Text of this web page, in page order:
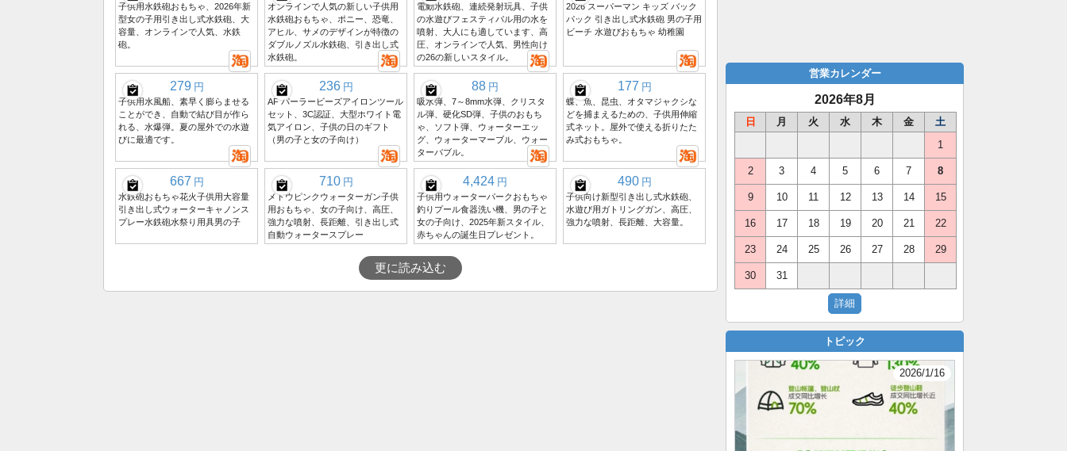
子供用水鉄砲おもちゃ、2026年新
型女の子用引き出し式水鉄砲、大
容量、オンラインで人気、水鉄
砲。
オンラインで人気の新しい子供用
水鉄砲おもちゃ、ポニー、恐竜、
アヒル、サメのデザインが特徴の
ダブルノズル水鉄砲、引き出し式
水鉄砲。
電動水鉄砲、連続発射玩具、子供
の水遊びフェスティバル用の水を
噴射、大人にも適しています、高
圧、オンラインで人気、男性向け
の26の新しいスタイル。
2026 スーパーマン キッズ バック
パック 引き出し式水鉄砲 男の子用
ビーチ 水遊びおもちゃ 幼稚園
279 円
子供用水風船、素早く膨らませる
ことができ、自動で結び目が作ら
れる、水爆弾。夏の屋外での水遊
びに最適です。
236 円
AF パーラービーズアイロンツール
セット、3C認証、大型ホワイト電
気アイロン、子供の日のギフト
（男の子と女の子向け）
88 円
吸水弾、7～8mm水弾、クリスタ
ル弾、硬化SD弾、子供のおもち
ゃ、ソフト弾、ウォーターエッ
グ、ウォーターマーブル、ウォー
ターバブル。
177 円
蝶、魚、昆虫、オタマジャクシな
どを捕まえるための、子供用伸縮
式ネット。屋外で使える折りたた
み式おもちゃ。
667 円
水鉄砲おもちゃ花火子供用大容量
引き出し式ウォーターキャノンス
プレー水鉄砲水祭り用具男の子
710 円
メドウピンクウォーターガン子供
用おもちゃ、女の子向け、高圧、
強力な噴射、長距離、引き出し式
自動ウォータースプレー
4,424 円
子供用ウォーターパークおもちゃ
釣りプール食器洗い機、男の子と
女の子向け、2025年新スタイル、
赤ちゃんの誕生日プレゼント。
490 円
子供向け新型引き出し式水鉄砲、
水遊び用ガトリングガン、高圧、
強力な噴射、長距離、大容量。
更に読み込む
営業カレンダー
2026年8月
日 月 火 水 木 金
土
1
2 3 4 5 6 7 8
9 10 11 12 13 14 15
16 17 18 19 20 21 22
23 24 25 26 27 28 29
30 31
トピック
2026/1/16